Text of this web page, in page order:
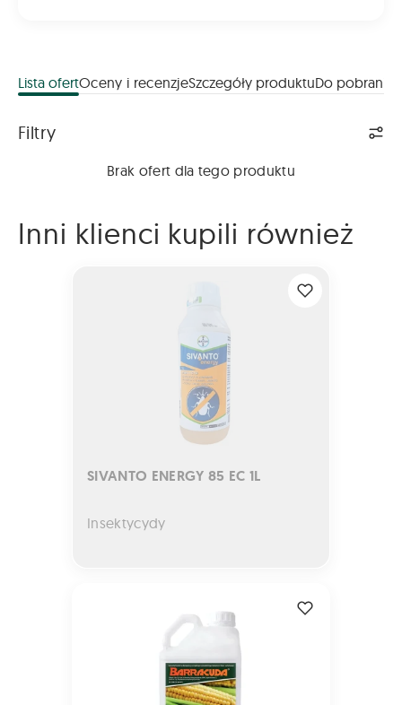
Lista ofertOceny i recenzjeSzczegóły produktuDo pobrania
Filtry
Brak ofert dla tego produktu
Inni klienci kupili również
SIVANTO ENERGY 85 EC 1L
Insektycydy